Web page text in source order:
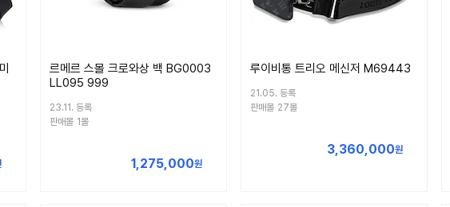
르메르 스몰 크로와상 백 BG0003
LL095 999
23.11. 등록
판매몰 1몰
1,275,000원
루이비통 트리오 메신저 M69443
21.05. 등록
판매몰 27몰
3,360,000원